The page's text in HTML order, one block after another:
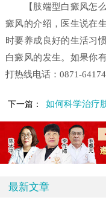
【肢端型白癜风怎
癜风的介绍，医生说在
时要养成良好的生活习
白癜风的发生。如果你
打热线电话：0871-
下一篇： 如何科学治疗
最新文章